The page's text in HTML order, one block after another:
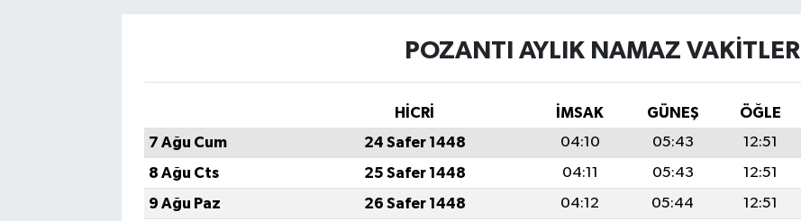
POZANTI AYLIK NAMAZ VAKITLERI
HİCRİ İMSAK GÜNEŞ ÖĞLE
7 Ağu Cum
24 Safer 1448 04:10 05:43 12:51
8 Ağu Cts
25 Safer 1448 04:11 05:43 12:51
9 Ağu Paz
26 Safer 1448 04:12 05:44 12:51